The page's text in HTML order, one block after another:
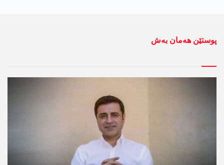
پوستێن ھەمان بەش